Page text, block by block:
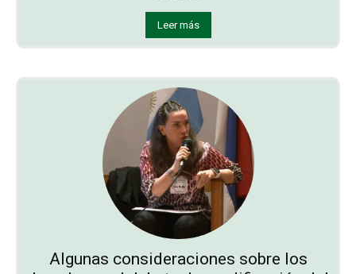
Leer más
Algunas consideraciones sobre los